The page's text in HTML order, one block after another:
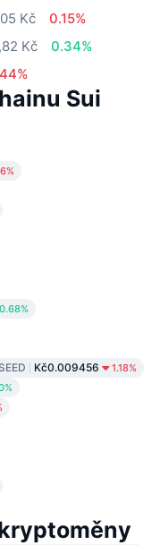
Kč
0.15%
Kč
0.34%
Sui
0.68%
SEED Kč0.009456 1.18%